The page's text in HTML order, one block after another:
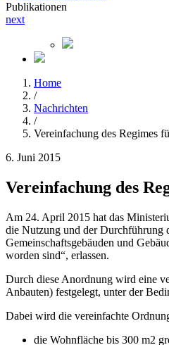
Publikationen
next
Home
/
Nachrichten
/
Vereinfachung des Regimes
6. Juni 2015
Vereinfachung des
Am 24. April 2015 hat das
die Nutzung und der Durchführung
Gemeinschaftsgebäuden und
worden sind“, erlassen.
Durch diese Anordnung wird eine
Anbauten) festgelegt, unter der
Dabei wird die vereinfachte
die Wohnfläche bis 300 m2